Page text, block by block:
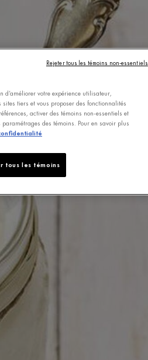
d’améliorer votre expérience utilisateur,
tiers et vous proposer des fonctionnalités
activer des témoins non-essentiels et
des témoins. Pour en savoir plus
tous les témoins
Rejeter tous les témoins non-essentiels